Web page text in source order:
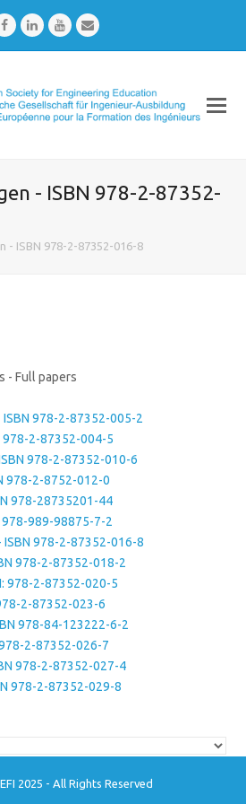
FacebookLinkedInYoutubeEmail
- ISBN 978-2-87352-
- ISBN 978-2-87352-016-8
- Full papers
978-2-87352-005-2
978-2-87352-004-5
978-2-87352-010-6
978-2-8752-012-0
978-28735201-44
978-989-98875-7-2
ISBN 978-2-87352-016-8
978-2-87352-018-2
978-2-87352-020-5
2-87352-023-6
978-84-123222-6-2
2-87352-026-7
978-2-87352-027-4
978-2-87352-029-8
2025 - All Rights Reserved